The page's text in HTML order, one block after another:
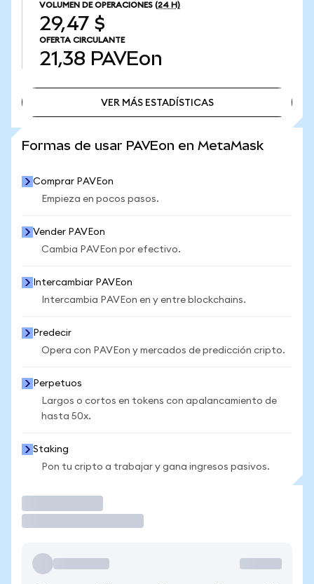
VOLUMEN DE OPERACIONES (24 H)
29,47 $
OFERTA CIRCULANTE
21,38 PAVEon
VER MÁS ESTADÍSTICAS
Formas de usar PAVEon en MetaMask
Comprar PAVEon
Empieza en pocos pasos.
Vender PAVEon
Cambia PAVEon por efectivo.
Intercambiar PAVEon
Intercambia PAVEon en y entre blockchains.
Predecir
Opera con PAVEon y mercados de predicción cripto.
Perpetuos
Largos o cortos en tokens con apalancamiento de
hasta 50x.
Staking
Pon tu cripto a trabajar y gana ingresos pasivos.